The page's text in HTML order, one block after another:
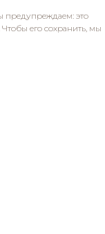
предупреждаем: это
его сохранить, мы